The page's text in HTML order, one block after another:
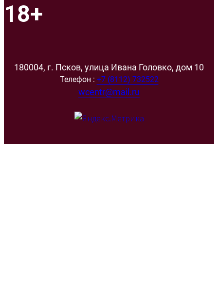
18+
180004, г. Псков, улица Ивана Головко, дом 10
Телефон : +7 (8112) 732522
wcentr@mail.ru